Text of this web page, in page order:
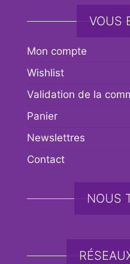
VOUS
Mon compte
Wishlist
Validation de la
Panier
Newslettres
Contact
NOUS